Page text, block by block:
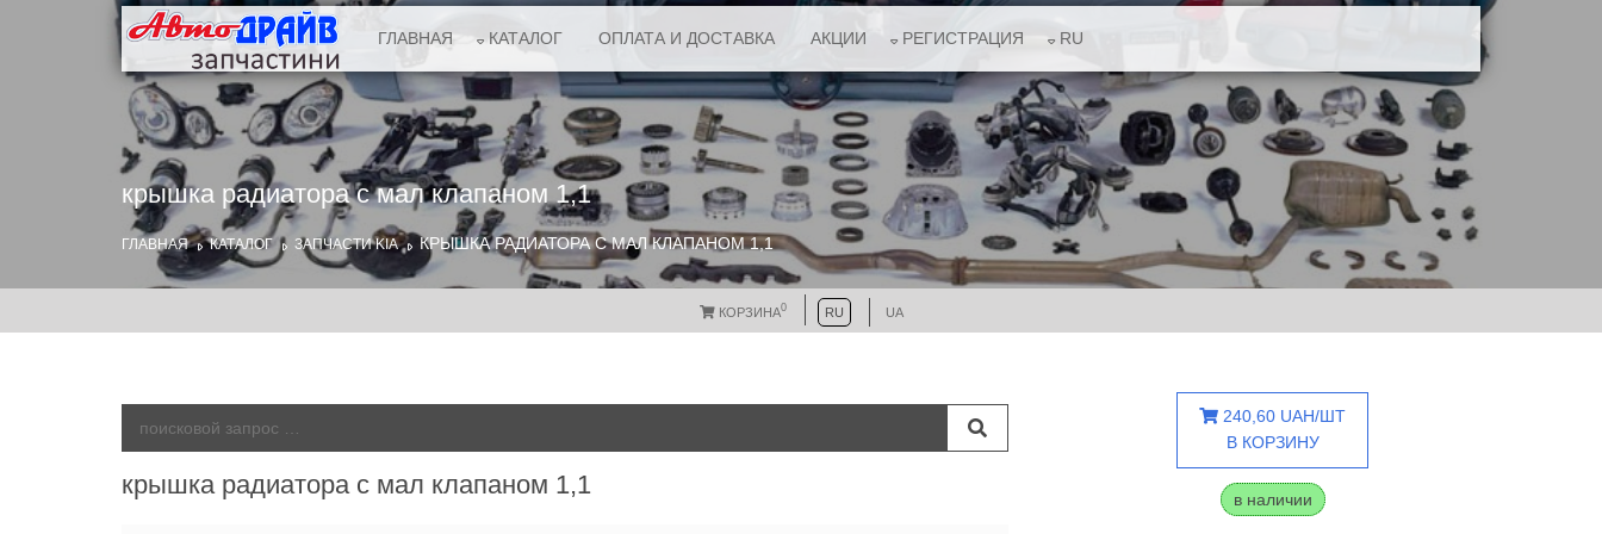
ГЛАВНАЯ КАТАЛОГ ОПЛАТА И ДОСТАВКА АКЦИИ РЕГИСТРАЦИЯ RU
крышка радиатора с мал клапаном 1,1
ГЛАВНАЯ КАТАЛОГ ЗАПЧАСТИ KIA КРЫШКА РАДИАТОРА С МАЛ КЛАПАНОМ 1,1
КОРЗИНА0 RU UA
крышка радиатора с мал клапаном 1,1
240,60 UAH/ШТ
В КОРЗИНУ
в наличии